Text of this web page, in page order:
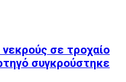
σε τροχαίο
συγκρούστηκε